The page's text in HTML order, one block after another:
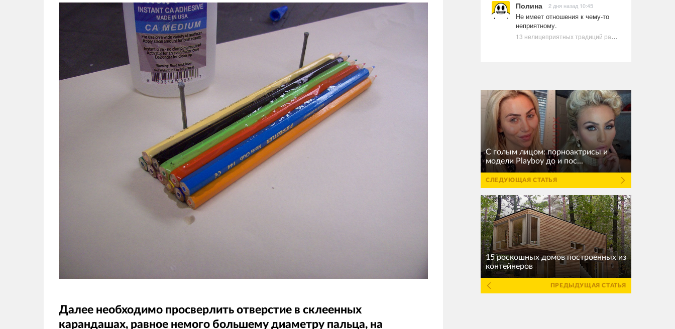
Далее необходимо просверлить отверстие в склеенных
карандашах, равное немого большему диаметру пальца, на
Полина 2 дня назад 10:45
Не имеет отношения к чему-то
неприятному.
13 нелицеприятных традиций разных стран, которые могут шокировать неподготовленного человека
С голым лицом: пopнoaктриcы и
модели Playboy до и пос...
СЛЕДУЮЩАЯ СТАТЬЯ
15 роскошных домов построенных из
контейнеров
ПРЕДЫДУЩАЯ СТАТЬЯ